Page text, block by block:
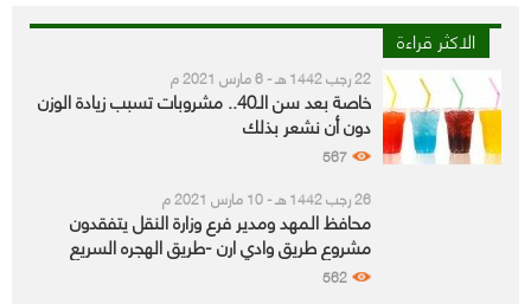
الاكثر قراءة
22 رجب 1442 هـ - 6 مارس 2021 م
خاصة بعد سن الـ40.. مشروبات تسبب زيادة الوزن
دون أن نشعر بذلك
567
26 رجب 1442 هـ - 10 مارس 2021 م
محافظ المهد ومدير فرع وزارة النقل يتفقدون
مشروع طريق وادي ارن -طريق الهجره السريع
562